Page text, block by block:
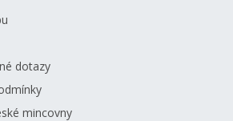
dotazy
mincovny